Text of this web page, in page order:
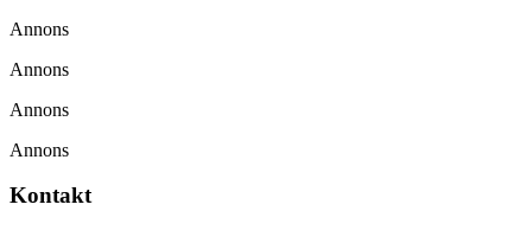
Annons
Annons
Annons
Annons
Kontakt